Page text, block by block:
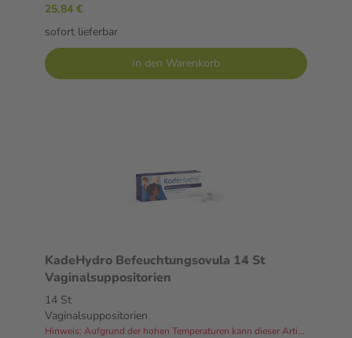
25,84 €
sofort lieferbar
In den Warenkorb
KadeHydro Befeuchtungsovula 14 St
Vaginalsuppositorien
14 St
Vaginalsuppositorien
Hinweis: Aufgrund der hohen Temperaturen kann dieser Artikel derzeit nicht an Packstationen versendet werden.